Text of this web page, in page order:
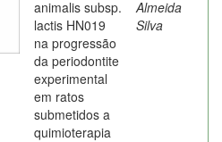
animalis subsp.
lactis HN019
na progressão
da periodontite
experimental
em ratos
submetidos a
quimioterapia
Almeida
Silva